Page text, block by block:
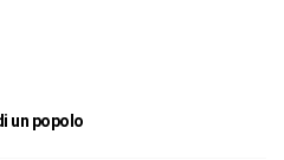
un popolo